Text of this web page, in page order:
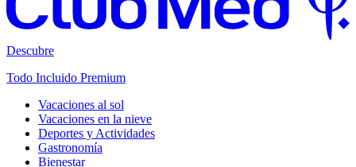
Descubre
Todo Incluido Premium
Vacaciones al sol
Vacaciones en la nieve
Deportes y Actividades
Gastronomía
Bienestar